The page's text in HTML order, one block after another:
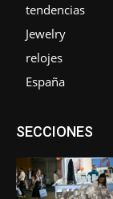
tendencias
Jewelry
relojes
España
SECCIONES
Entrevistas
Mundo